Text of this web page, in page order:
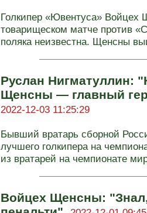
Голкипер «Ювентуса»
товарищеском матче против
поляка неизвестна. Щенсны
Руслан Нигматуллин:
Щенсны — главный
2022-12-03 11:25:29
Бывший вратарь сборной
лучшего голкипера на
из вратарей на чемпионате
Войцех Щенсны: